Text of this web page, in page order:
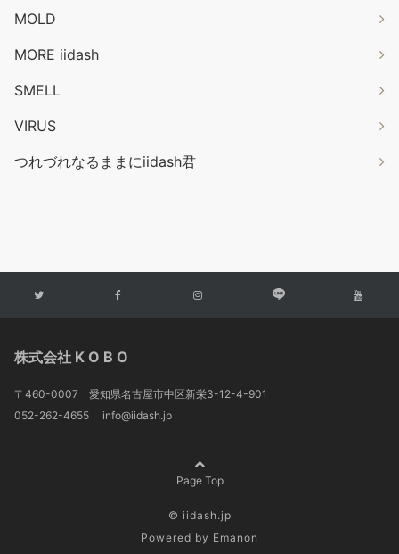
MOLD
MORE iidash
SMELL
VIRUS
つれづれなるままにiidash君
株式会社 K O B O
〒460-0007 愛知県名古屋市中区新栄3-12-4-901
052-262-4655 info@iidash.jp
Page Top
© iidash.jp
Powered by Emanon